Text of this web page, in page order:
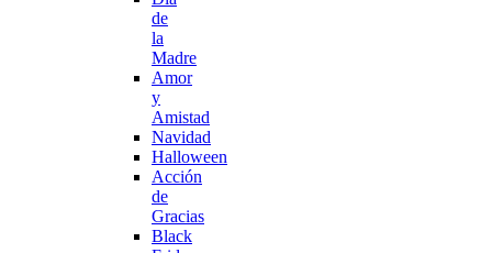
de
la
Madre
Amor
y
Amistad
Navidad
Halloween
Acción
de
Gracias
Black